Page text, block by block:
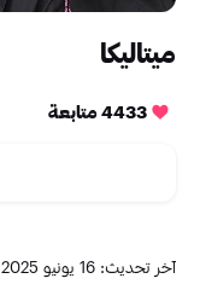
ميتاليكا
آخر تحديث: 16 يونيو 2025